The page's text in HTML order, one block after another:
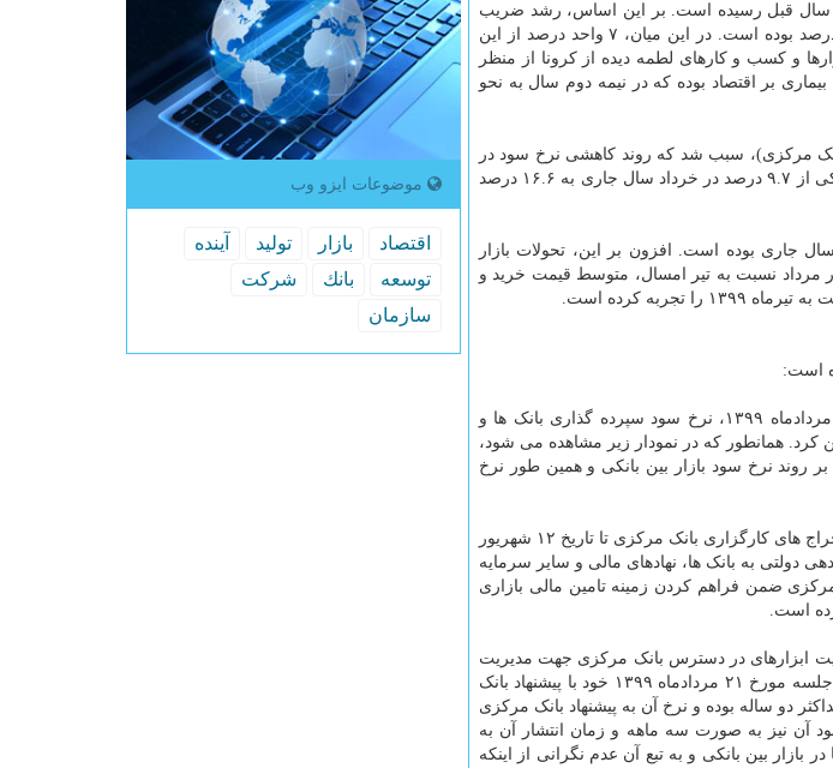
به ۳۰ مرداد ماه ۱۳۹۹ نسبت به هفته پایانی سال قبل رسیده است. بر این اساس، رشد ضریب
فزاینده نقدینگی در هفته منتهی به ۳۰ مرداد ماه ۱۳۹۹ نسبت به انتها سال قبل معادل ۱۰.۵ درصد بوده است. در این میان، ۷ واحد درصد از این
مساعدت به خانوارها و کسب و کارهای لطمه دیده از کرونا از منظر
بر اقتصاد بوده که در نیمه دوم سال به نحو
مرکزی)، سبب شد که روند کاهشی نرخ سود در
بین بانکی متوقف شود؛ به شکلی که متأثر از اقدامات فوق الذکر، نرخ سود بازار بین بانکی از ۹.۷ درصد در خرداد سال جاری به ۱۶.۶ درصد
جاری بوده است. افزون بر این، تحولات بازار
مرداد نسبت به تیر امسال، متوسط قیمت خرید و
است:
بانک مرکزی در تاریخ ۲۵ مردادماه ۱۳۹۹، نرخ سود سپرده گذاری بانک ها و
نزد بانک مرکزی را با ۱ واحد درصد افزایش، معادل ۱۴ درصد تعیین کرد. همانطور که در نمودار زیر مشاهده می شود،
روند نرخ سود بازار بین بانکی و همین طور نرخ
باتوجه به لزوم تامین مالی غیرتورمی کسری بودجه دولت، تعداد حراج های کارگزاری بانک مرکزی تا تاریخ ۱۲ شهریور
هزار میلیارد ریال انواع اوراق بدهی دولتی به بانک ها، نهادهای مالی و سایر سرمایه
ضمن فراهم کردن زمینه تامین مالی بازاری
است.
ابزارهای در دسترس بانک مرکزی جهت مدیریت
مؤثر نقدینگی در بازار بین بانکی، شورای پول و اعتبار در یک هزار و دویست و نود و هشتمین جلسه مورخ ۲۱ مردادماه ۱۳۹۹ خود با پیشنهاد بانک
دو ساله بوده و نرخ آن به پیشنهاد بانک مرکزی
آن نیز به صورت سه ماهه و زمان انتشار آن به
بین بانکی و به تبع آن عدم نگرانی از اینکه
موضوعات ایزو وب
اقتصاد بازار تولید
آینده
توسعه
بانك
شركت
سازمان